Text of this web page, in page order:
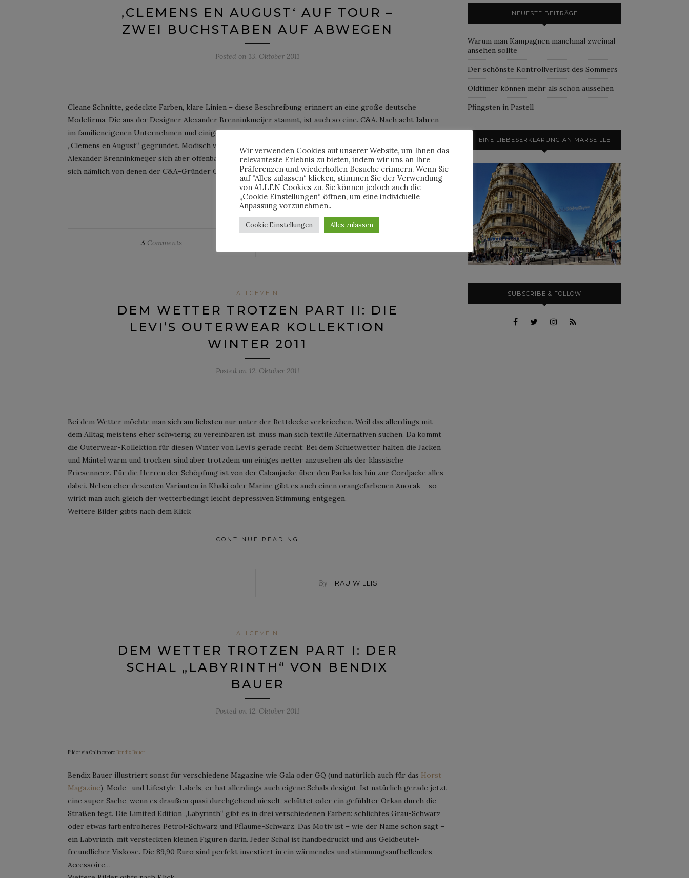
‚CLEMENS EN AUGUST‘ AUF TOUR –
ZWEI BUCHSTABEN AUF ABWEGEN
Posted on 13. Oktober 2011
Cleane Schnitte, gedeckte Farben, klare Linien – diese Beschreibung erinnert an eine große deutsche
Modefirma. Die aus der Designer Alexander Brenninkmeijer stammt, ist auch so eine. C&A. Nach acht Jahren
im familieneigenen Unternehmen und einiger Zeit bei Kostas Murkudis hat er 2005 sein eigenes Label
„Clemens en August“ gegründet. Modisch versucht er sich deutlich von C&A zu distanzieren – so ganz kann
Alexander Brenninkmeijer sich aber offenbar noch nicht von der Familie lösen, der Name seines Labels leitet
sich nämlich von denen der C&A-Gründer Clemens und August Brenninkmeijer ab.
CONTINUE READING
3 Comments
ALLGEMEIN
DEM WETTER TROTZEN PART II: DIE
LEVI’S OUTERWEAR KOLLEKTION
WINTER 2011
Posted on 12. Oktober 2011
Bei dem Wetter möchte man sich am liebsten nur unter der Bettdecke verkriechen. Weil das allerdings mit
dem Alltag meistens eher schwierig zu vereinbaren ist, muss man sich textile Alternativen suchen. Da kommt
die Outerwear-Kollektion für diesen Winter von Levi’s gerade recht: Bei dem Schietwetter halten die Jacken
und Mäntel warm und trocken, sind aber trotzdem um einiges netter anzusehen als der klassische
Friesennerz. Für die Herren der Schöpfung ist von der Cabanjacke über den Parka bis hin zur Cordjacke alles
dabei. Neben eher dezenten Varianten in Khaki oder Marine gibt es auch einen orangefarbenen Anorak – so
wirkt man auch gleich der wetterbedingt leicht depressiven Stimmung entgegen.
Weitere Bilder gibts nach dem Klick
CONTINUE READING
By FRAU WILLIS
ALLGEMEIN
DEM WETTER TROTZEN PART I: DER
SCHAL „LABYRINTH“ VON BENDIX
BAUER
Posted on 12. Oktober 2011
Bilder via Onlinestore Bendix Bauer
Bendix Bauer illustriert sonst für verschiedene Magazine wie Gala oder GQ (und natürlich auch für das Horst
Magazine), Mode- und Lifestyle-Labels, er hat allerdings auch eigene Schals designt. Ist natürlich gerade jetzt
eine super Sache, wenn es draußen quasi durchgehend nieselt, schüttet oder ein gefühlter Orkan durch die
Straßen fegt. Die Limited Edition „Labyrinth“ gibt es in drei verschiedenen Farben: schlichtes Grau-Schwarz
oder etwas farbenfroheres Petrol-Schwarz und Pflaume-Schwarz. Das Motiv ist – wie der Name schon sagt –
ein Labyrinth, mit versteckten kleinen Figuren darin. Jeder Schal ist handbedruckt und aus Geldbeutel-
freundlicher Viskose. Die 89,90 Euro sind perfekt investiert in ein wärmendes und stimmungsaufhellendes
Accessoire…
NEUESTE BEITRÄGE
Warum man Kampagnen manchmal zweimal
ansehen sollte
Der schönste Kontrollverlust des Sommers
Oldtimer können mehr als schön aussehen
Pfingsten in Pastell
EINE LIEBESERKLÄRUNG AN MARSEILLE
SUBSCRIBE & FOLLOW
Wir verwenden Cookies auf unserer Website, um Ihnen das
relevanteste Erlebnis zu bieten, indem wir uns an Ihre
Präferenzen und wiederholten Besuche erinnern. Wenn Sie
auf "Alles zulassen“ klicken, stimmen Sie der Verwendung
von ALLEN Cookies zu. Sie können jedoch auch die
„Cookie Einstellungen“ öffnen, um eine individuelle
Anpassung vorzunehmen..
Cookie Einstellungen Alles zulassen